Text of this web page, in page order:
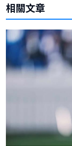
相關文章